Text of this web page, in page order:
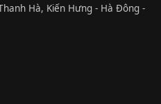
Hà, Kiến Hưng - Hà Đông -